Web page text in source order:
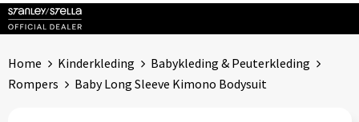
Sportkleding
Home Kinderkleding
Babykleding & Peuterkleding
Rompers
Baby Long Sleeve Kimono Bodysuit